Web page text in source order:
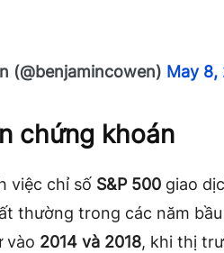
(@benjamincowen) May 8,
chứng khoán
việc chỉ số S&P 500 giao
thường trong các năm
vào 2014 và 2018, khi thị